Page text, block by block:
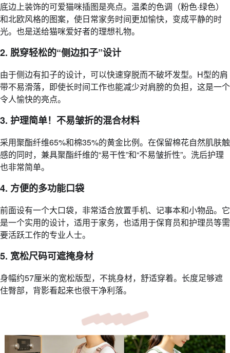
底边上装饰的可爱猫咪插图是亮点。温柔的色调（粉色·绿色）
和北欧风格的图案，使日常家务时间更加愉快，变成平静的时
光。也是送给猫咪爱好者的理想礼物。
2. 脱穿轻松的“侧边扣子”设计
由于侧边有扣子的设计，可以快速穿脱而不破坏发型。H型的肩
带不易滑落，即使长时间工作也能减少对肩膀的负担，这是一个
令人愉快的亮点。
3. 护理简单！不易皱折的混合材料
采用聚酯纤维65%和棉35%的黄金比例。在保留棉花自然肌肤触
感的同时，兼具聚酯纤维的“易干性”和“不易皱折性”。洗后护理
也非常简单。
4. 方便的多功能口袋
前面设有一个大口袋，非常适合放置手机、记事本和小物品。它
是一个实用的设计，适用于家务，也适用于保育员和护理员等需
要活跃工作的专业人士。
5. 宽松尺码可遮掩身材
身幅约57厘米的宽松版型，不挑身材，舒适穿着。长度足够遮
住臀部，背影看起来也很干净利落。